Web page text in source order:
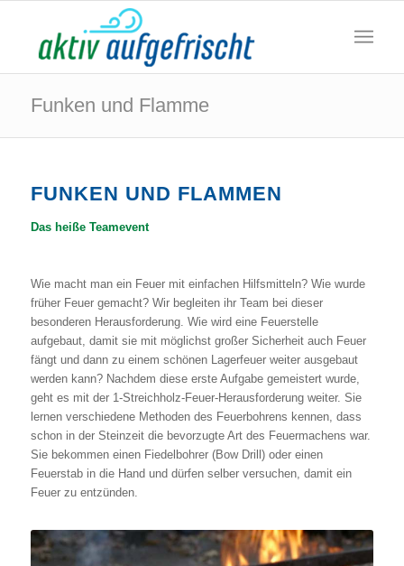
Funken und Flamme
FUNKEN UND FLAMMEN
Das heiße Teamevent
Wie macht man ein Feuer mit einfachen Hilfsmitteln? Wie wurde
früher Feuer gemacht? Wir begleiten ihr Team bei dieser
besonderen Herausforderung. Wie wird eine Feuerstelle
aufgebaut, damit sie mit möglichst großer Sicherheit auch Feuer
fängt und dann zu einem schönen Lagerfeuer weiter ausgebaut
werden kann? Nachdem diese erste Aufgabe gemeistert wurde,
geht es mit der 1-Streichholz-Feuer-Herausforderung weiter. Sie
lernen verschiedene Methoden des Feuerbohrens kennen, dass
schon in der Steinzeit die bevorzugte Art des Feuermachens war.
Sie bekommen einen Fiedelbohrer (Bow Drill) oder einen
Feuerstab in die Hand und dürfen selber versuchen, damit ein
Feuer zu entzünden.